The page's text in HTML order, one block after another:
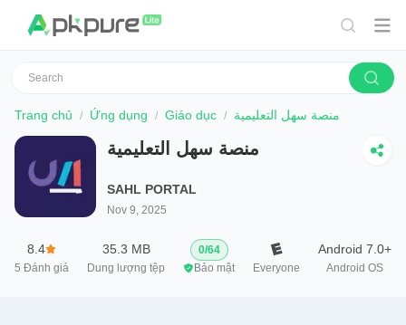
Trang chủ Ứng dụng Giáo dục منصة سهل التعليمية
منصة سهل التعليمية
SAHL PORTAL
Nov 9, 2025
8.4
5 Đánh giá
35.3 MB
Dung lượng tệp
0/64
Bảo mật
Everyone
Android 7.0+
Android OS